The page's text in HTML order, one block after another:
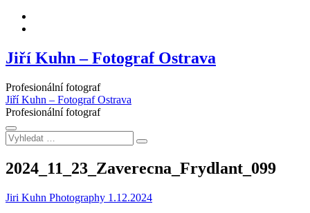
Jiří Kuhn – Fotograf Ostrava
Profesionální fotograf
Jiří Kuhn – Fotograf Ostrava
Profesionální fotograf
Vyhledat
…
2024_11_23_Zaverecna_Frydlant_099
Jiri Kuhn Photography 1.12.2024